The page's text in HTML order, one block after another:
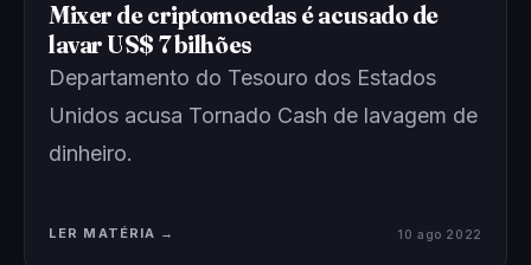
Mixer de criptomoedas é acusado de
lavar US$ 7 bilhões
Departamento do Tesouro dos Estados
Unidos acusa Tornado Cash de lavagem de
dinheiro.
LER MATÉRIA → 10 ago 2022